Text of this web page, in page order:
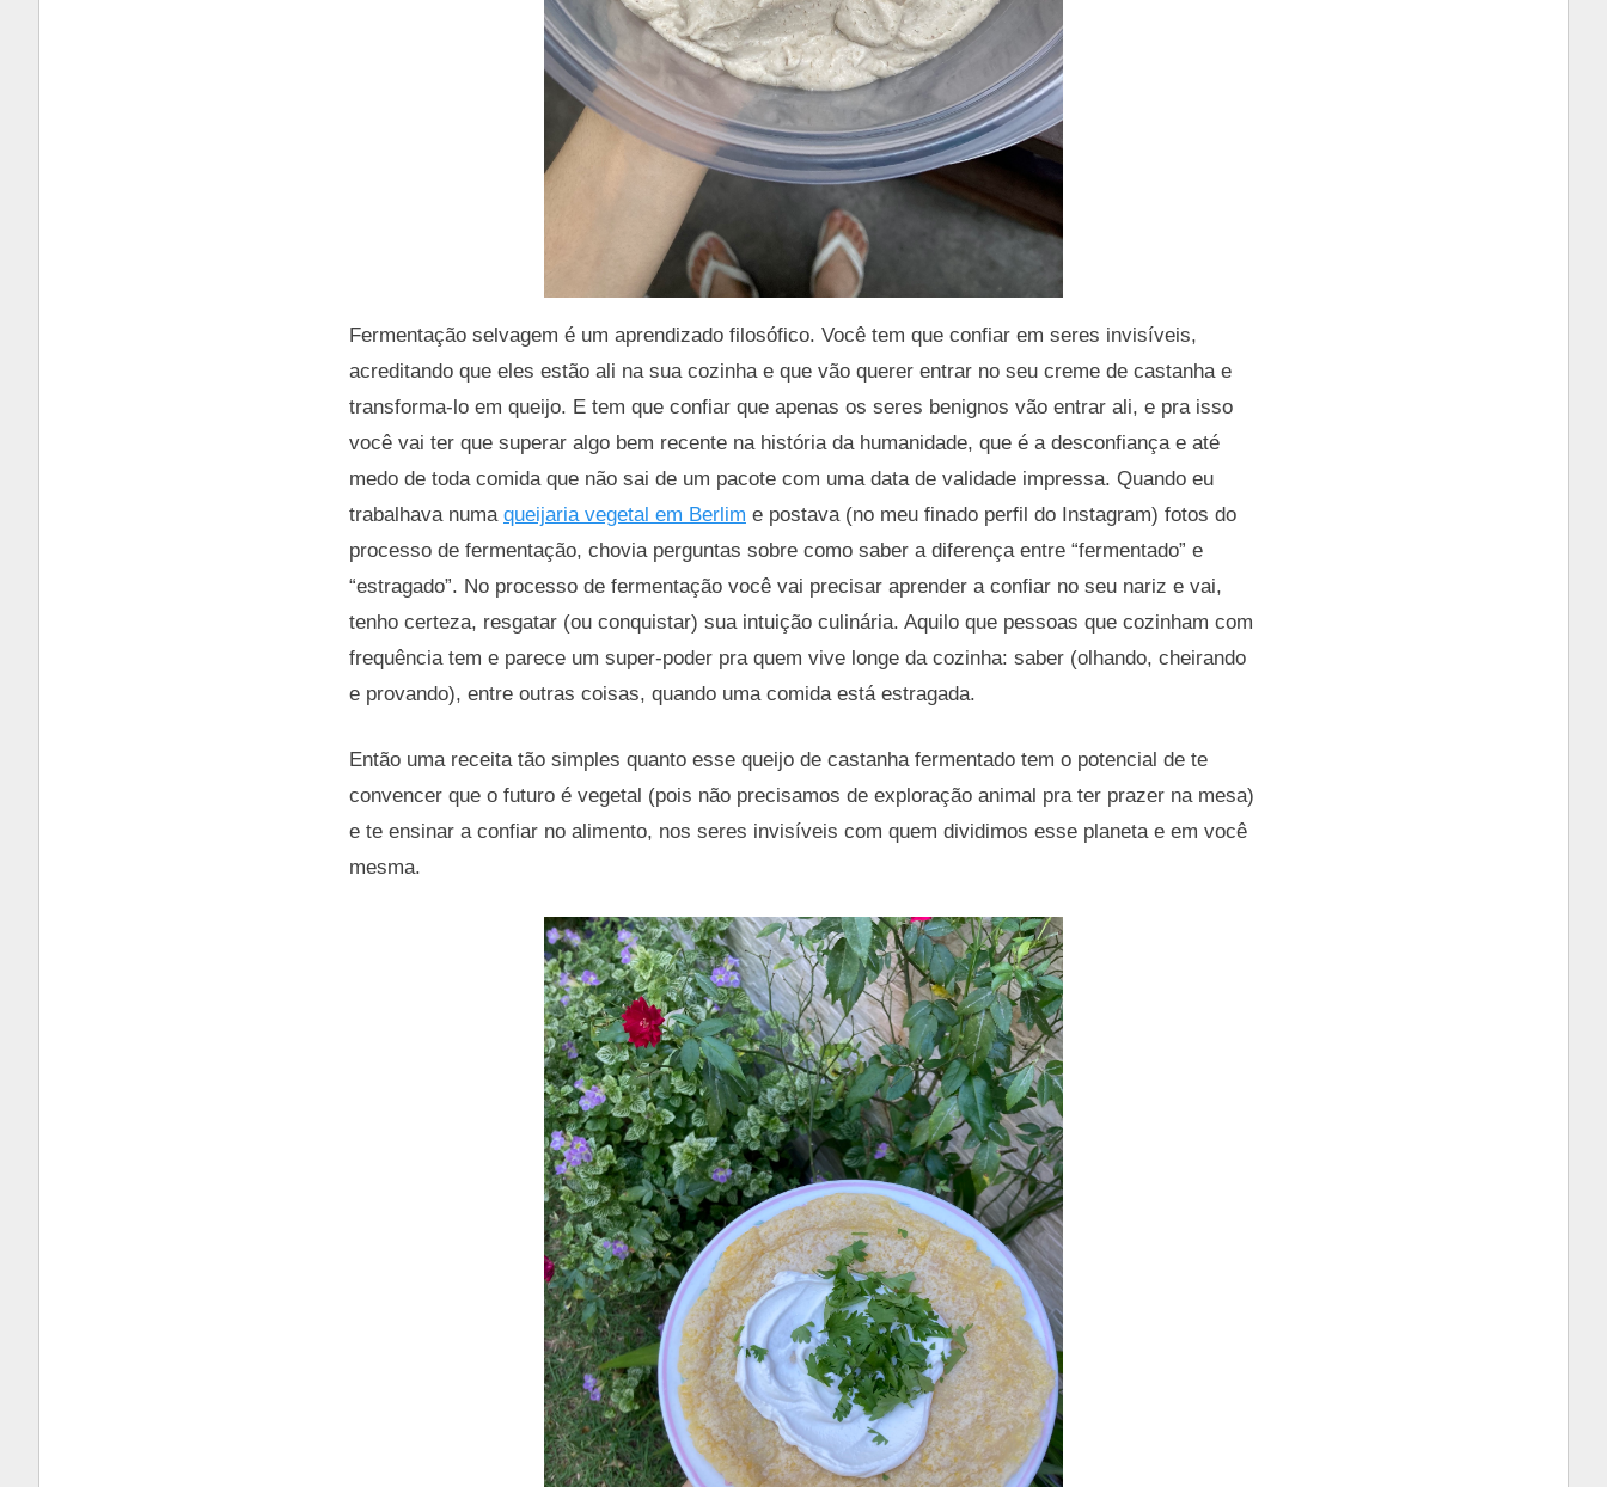
Fermentação selvagem é um aprendizado filosófico. Você tem que confiar em seres invisíveis,
acreditando que eles estão ali na sua cozinha e que vão querer entrar no seu creme de castanha e
transforma-lo em queijo. E tem que confiar que apenas os seres benignos vão entrar ali, e pra isso
você vai ter que superar algo bem recente na história da humanidade, que é a desconfiança e até
medo de toda comida que não sai de um pacote com uma data de validade impressa. Quando eu
trabalhava numa queijaria vegetal em Berlim e postava (no meu finado perfil do Instagram) fotos do
processo de fermentação, chovia perguntas sobre como saber a diferença entre “fermentado” e
“estragado”. No processo de fermentação você vai precisar aprender a confiar no seu nariz e vai,
tenho certeza, resgatar (ou conquistar) sua intuição culinária. Aquilo que pessoas que cozinham com
frequência tem e parece um super-poder pra quem vive longe da cozinha: saber (olhando, cheirando
e provando), entre outras coisas, quando uma comida está estragada.
Então uma receita tão simples quanto esse queijo de castanha fermentado tem o potencial de te
convencer que o futuro é vegetal (pois não precisamos de exploração animal pra ter prazer na mesa)
e te ensinar a confiar no alimento, nos seres invisíveis com quem dividimos esse planeta e em você
mesma.